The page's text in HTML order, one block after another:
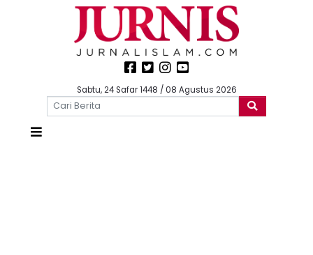
Sabtu, 24 Safar 1448 / 08 Agustus 2026